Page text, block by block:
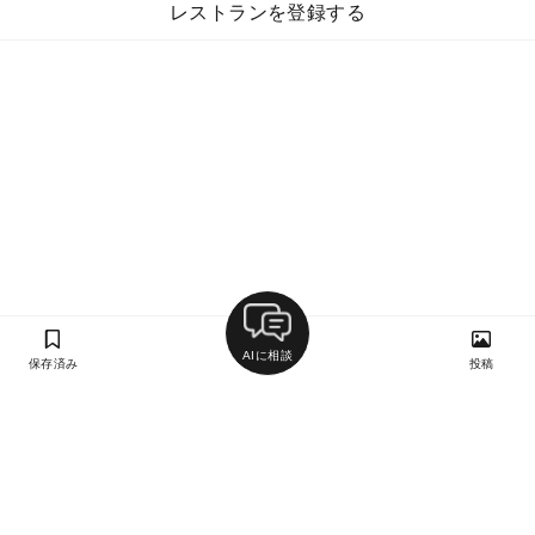
レストランを登録する
保存済み
AIに相談
投稿